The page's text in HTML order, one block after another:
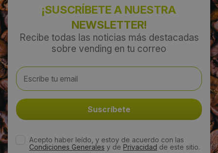
Código Postal:
País:
Teléfono:
977553321
¡SUSCRÍBETE A NUESTRA
NEWSLETTER!
Recibe todas las noticias más destacadas
sobre vending en tu correo
Acepto haber leído, y estoy de acuerdo con las
Condiciones Generales y de Privacidad de este sitio.